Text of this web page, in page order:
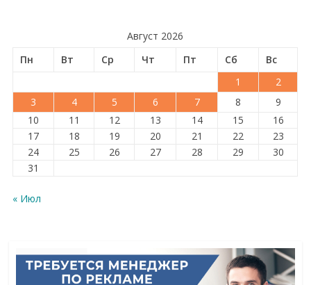
Август 2026
Пн
Вт Ср Чт Пт Сб
Вс
1
2
3
4 5 6 7 8
9
10
11 12 13 14 15
16
17
18 19 20 21 22
23
24
25 26 27 28 29
30
31
« Июл